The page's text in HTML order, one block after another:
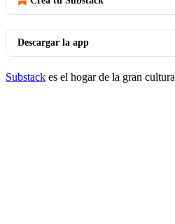
Descargar la app
Substack es el hogar de la gran cultura